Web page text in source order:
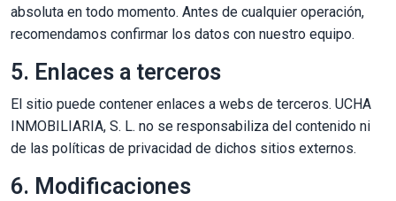
absoluta en todo momento. Antes de cualquier operación,
recomendamos confirmar los datos con nuestro equipo.
5. Enlaces a terceros
El sitio puede contener enlaces a webs de terceros. UCHA
INMOBILIARIA, S. L. no se responsabiliza del contenido ni
de las políticas de privacidad de dichos sitios externos.
6. Modificaciones